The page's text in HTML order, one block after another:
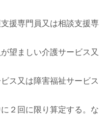
援専門員又は相談支援専
望ましい介護サービス又
ス又は障害福祉サービス
２回に限り算定する。な